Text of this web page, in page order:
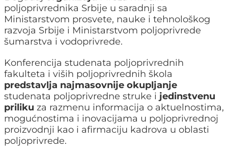
poljoprivrednika Srbije u saradnji sa
Ministarstvom prosvete, nauke i tehnološkog
razvoja Srbije i Ministarstvom poljoprivrede
šumarstva i vodoprivrede.
Konferencija studenata poljoprivrednih
fakulteta i viših poljoprivrednih škola
predstavlja najmasovnije okupljanje
studenata poljoprivredne struke i jedinstvenu
priliku za razmenu informacija o aktuelnostima,
mogućnostima i inovacijama u poljoprivrednoj
proizvodnji kao i afirmaciju kadrova u oblasti
poljoprivrede.